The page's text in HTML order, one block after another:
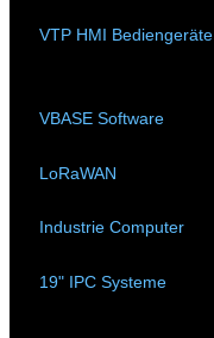
VTP HMI Bediengeräte
VBASE Software
LoRaWAN
Industrie Computer
19" IPC Systeme